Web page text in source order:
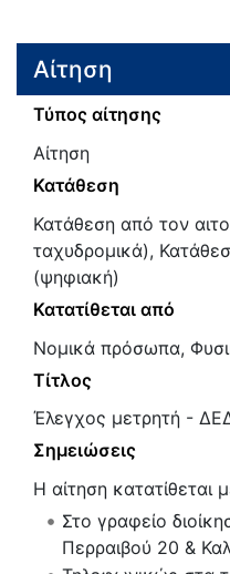
Αίτηση
Τύπος αίτησης
Αίτηση
Κατάθεση
Κατάθεση από τον
ταχυδρομικά),
(ψηφιακή)
Κατατίθεται από
Νομικά πρόσωπα,
Τίτλος
Έλεγχος μετρητή -
Σημειώσεις
Η αίτηση κατατίθεται
Στο γραφείο
Περραιβού 20 &